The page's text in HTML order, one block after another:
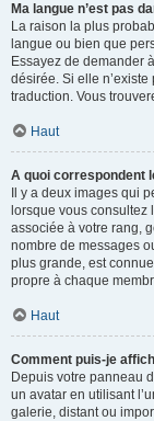
Ma langue n’est pas
La raison la plus
langue ou bien que
Essayez de demander
désirée. Si elle
traduction. Vous
Haut
A quoi correspondent
Il y a deux images qui
lorsque vous consultez
associée à votre rang,
nombre de messages
plus grande, est
propre à chaque
Haut
Comment puis-je
Depuis votre panneau
un avatar en utilisant
galerie, distant ou